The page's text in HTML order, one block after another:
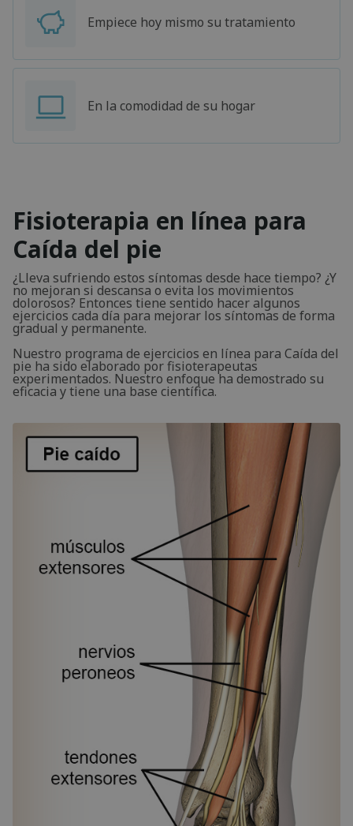
Empiece hoy mismo su tratamiento
En la comodidad de su hogar
Fisioterapia en línea para
Caída del pie
¿Lleva sufriendo estos síntomas desde hace tiempo? ¿Y
no mejoran si descansa o evita los movimientos
dolorosos? Entonces tiene sentido hacer algunos
ejercicios cada día para mejorar los síntomas de forma
gradual y permanente.
Nuestro programa de ejercicios en línea para Caída del
pie ha sido elaborado por fisioterapeutas
experimentados. Nuestro enfoque ha demostrado su
eficacia y tiene una base científica.